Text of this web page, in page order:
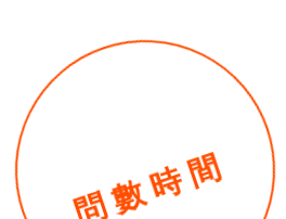
問數時間